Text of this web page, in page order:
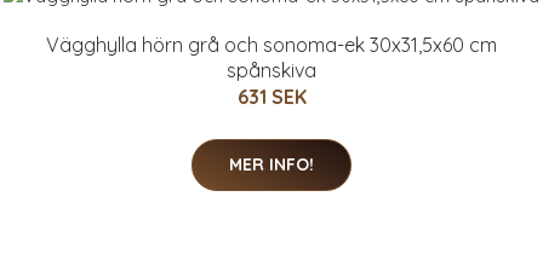
Vägghylla hörn grå och sonoma-ek 30x31,5x60 cm
spånskiva
631 SEK
MER INFO!